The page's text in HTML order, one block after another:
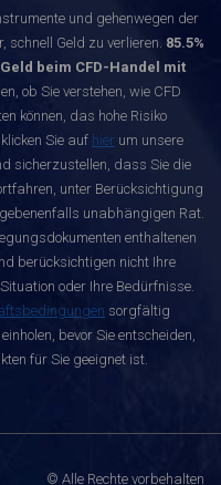
und gehenwegen der
schnell Geld zu verlieren. 85.5%
beim CFD-Handel mit
ob Sie verstehen, wie CFD
können, das hohe Risiko
Sie auf hier um unsere
sicherzustellen, dass Sie die
unter Berücksichtigung
unabhängigen Rat.
enthaltenen
berücksichtigen nicht Ihre
oder Ihre Bedürfnisse.
sorgfältig
bevor Sie entscheiden,
für Sie geeignet ist.
© Alle Rechte vorbehalten